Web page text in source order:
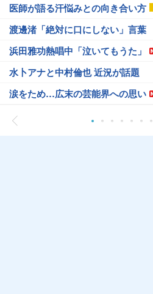
医師が語る汗悩みとの向き合い方
渡邊渚「絶対に口にしない」言葉
浜田雅功熱唱中「泣いてもうた」
水卜アナと中村倫也 近況が話題
涙をため…広末の芸能界への思い